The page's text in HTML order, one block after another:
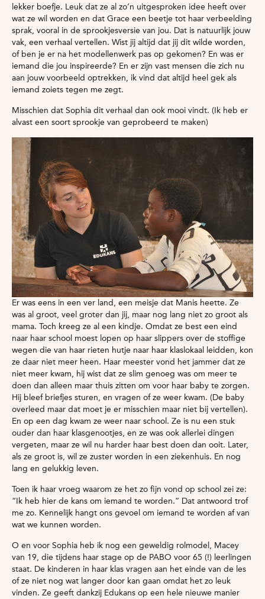
lekker boefje. Leuk dat ze al zo’n uitgesproken idee heeft over
wat ze wil worden en dat Grace een beetje tot haar verbeelding
sprak, vooral in de sprookjesversie van jou. Dat is natuurlijk jouw
vak, een verhaal vertellen. Wist jij altijd dat jij dit wilde worden,
of ben je er na het modellenwerk pas op gekomen? En was er
iemand die jou inspireerde? En er zijn vast mensen die zich nu
aan jouw voorbeeld optrekken, ik vind dat altijd heel gek als
iemand zoiets tegen me zegt.
Misschien dat Sophia dit verhaal dan ook mooi vindt. (Ik heb er
alvast een soort sprookje van geprobeerd te maken)
Er was eens in een ver land, een meisje dat Manis heette. Ze
was al groot, veel groter dan jij, maar nog lang niet zo groot als
mama. Toch kreeg ze al een kindje. Omdat ze best een eind
naar haar school moest lopen op haar slippers over de stoffige
wegen die van haar rieten hutje naar haar klaslokaal leidden, kon
ze daar niet meer heen. Haar meester vond het jammer dat ze
niet meer kwam, hij wist dat ze slim genoeg was om meer te
doen dan alleen maar thuis zitten om voor haar baby te zorgen.
Hij bleef briefjes sturen, en vragen of ze weer kwam. (De baby
overleed maar dat moet je er misschien maar niet bij vertellen).
En op een dag kwam ze weer naar school. Ze is nu een stuk
ouder dan haar klasgenootjes, en ze was ook allerlei dingen
vergeten, maar ze wil nu harder haar best doen dan ooit. Later,
als ze groot is, wil ze zuster worden in een ziekenhuis. En nog
lang en gelukkig leven.
Toen ik haar vroeg waarom ze het zo fijn vond op school zei ze:
“Ik heb hier de kans om iemand te worden.” Dat antwoord trof
me zo. Kennelijk hangt ons gevoel om iemand te worden af van
wat we kunnen worden.
O en voor Sophia heb ik nog een geweldig rolmodel, Macey
van 19, die tijdens haar stage op de PABO voor 65 (!) leerlingen
staat. De kinderen in haar klas vragen aan het einde van de les
of ze niet nog wat langer door kan gaan omdat het zo leuk
vinden. Ze geeft dankzij Edukans op een hele nieuwe manier